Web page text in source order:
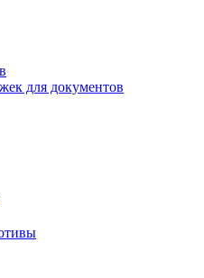
для документов